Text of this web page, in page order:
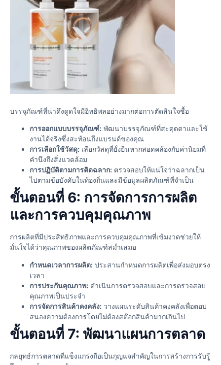
บรรจุภัณฑ์ที่น่าดึงดูดใจมีอิทธิพลอย่างมากต่อการตัดสินใจซื้อ
การออกแบบบรรจุภัณฑ์: พัฒนาบรรจุภัณฑ์ที่สะดุดตาและใช้
งานได้จริงซึ่งสะท้อนถึงแบรนด์ของคุณ
การเลือกใช้วัสดุ: เลือกวัสดุที่ยั่งยืนหากสอดคล้องกับค่านิยมที่
คำนึงถึงสิ่งแวดล้อม
การปฏิบัติตามการติดฉลาก: ตรวจสอบให้แน่ใจว่าฉลากเป็น
ไปตามข้อบังคับในท้องถิ่นและมีข้อมูลผลิตภัณฑ์ที่จำเป็น
ขั้นตอนที่ 6: การจัดการการผลิต
และการควบคุมคุณภาพ
การผลิตที่มีประสิทธิภาพและการควบคุมคุณภาพที่เข้มงวดช่วยให้
มั่นใจได้ว่าคุณภาพของผลิตภัณฑ์สม่ำเสมอ
กำหนดเวลาการผลิต: ประสานกำหนดการผลิตเพื่อส่งมอบตรง
เวลา
การประกันคุณภาพ: ดำเนินการตรวจสอบและการตรวจสอบ
คุณภาพเป็นประจำ
การจัดการสินค้าคงคลัง: วางแผนระดับสินค้าคงคลังเพื่อตอบ
สนองความต้องการโดยไม่ต้องสต๊อกสินค้ามากเกินไป
ขั้นตอนที่ 7: พัฒนาแผนการตลาด
กลยุทธ์การตลาดที่แข็งแกร่งถือเป็นกุญแจสำคัญในการสร้างการรับรู้